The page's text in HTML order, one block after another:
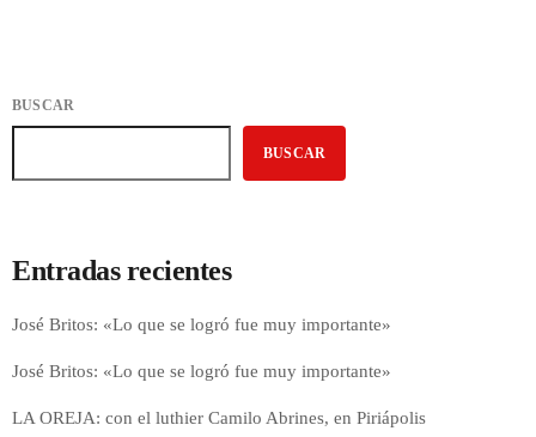
BUSCAR
BUSCAR
Entradas recientes
José Britos: «Lo que se logró fue muy importante»
José Britos: «Lo que se logró fue muy importante»
LA OREJA: con el luthier Camilo Abrines, en Piriápolis